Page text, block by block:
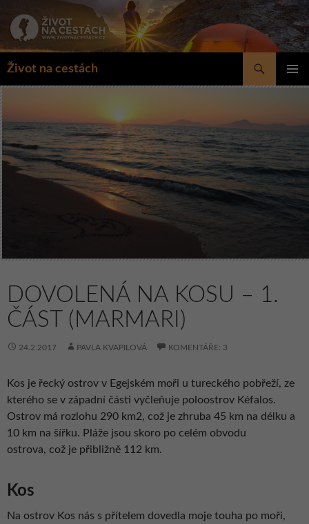
obsahu
Život na cestách
Hledat
DOVOLENÁ NA KOSU – 1.
ČÁST (MARMARI)
24.2.2017 PAVLA KVAPILOVÁ KOMENTÁŘE: 3
Kos je řecký ostrov v Egejském moři u tureckého pobřeží, ze
kterého se v západní části vyčleňuje poloostrov Kéfalos.
Ostrov má rozlohu 290 km2, což je zhruba 45 km na délku a
10 km na šířku. Pláže jsou skoro po celém obvodu
ostrova, což je přibližně 112 km.
Kos
Na ostrov Kos nás s přítelem dovedla moje touha po moři,